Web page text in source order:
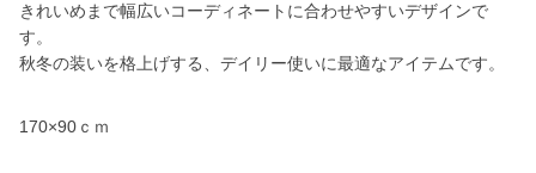
きれいめまで幅広いコーディネートに合わせやすいデザインで
す。
秋冬の装いを格上げする、デイリー使いに最適なアイテムです。
170×90ｃｍ